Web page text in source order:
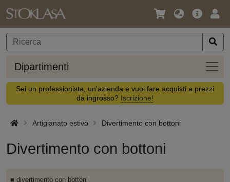
Lingua
Valuta
Offerta
Dipartimenti
Sei un professionista, un'azienda e vuoi fare acquisti a prezzi
da ingrosso? Iscrizione!
Artigianato estivo Divertimento con bottoni
Divertimento con bottoni
■ divertimento con bottoni